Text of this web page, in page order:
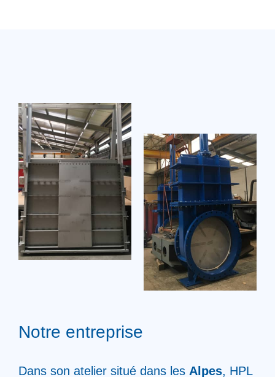
Notre entreprise
Dans son atelier situé dans les Alpes, HPL